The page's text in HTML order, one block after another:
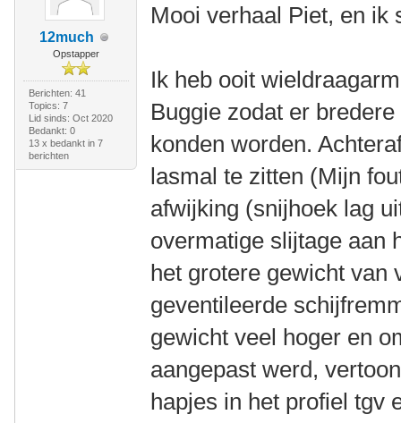
12much
Opstapper
Berichten: 41
Topics: 7
Lid sinds: Oct 2020
Bedankt: 0
13 x bedankt in 7
berichten
Mooi verhaal Piet, en ik
Ik heb ooit
Buggie zodat er
konden worden.
lasmal te zitten (Mijn
afwijking (snijhoek lag
overmatige slijtage aan
het grotere gewicht van
geventileerde
gewicht veel hoger en
aangepast werd,
hapjes in het profiel tgv